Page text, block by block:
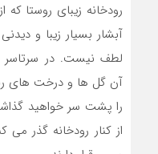
رودخانه زیبای روستا
آبشار بسیار زیبا و
لطف نیست. در سرتاسر
آن گل ها و درخت های
را پشت سر خواهید
از کنار رودخانه گذر